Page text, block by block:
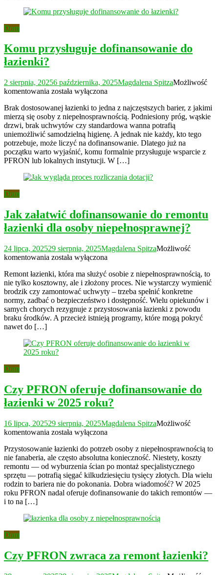
Dom
Komu przysługuje dofinansowanie do
łazienki?
2 sierpnia, 20256 października, 2025Magdalena SpitzaMożliwość
komentowania Komu
dofinansowanie
do
łazienki?
została wyłączona
Brak dostosowanej łazienki to jedna z najczęstszych barier, z jakimi
mierzą się osoby z niepełnosprawnością. Podniesiony próg, wąskie
drzwi, brak uchwytów czy standardowa wanna potrafią
uniemożliwić samodzielną higienę. A jednak nie każdy, kto tego
potrzebuje, może liczyć na dofinansowanie. Dlatego już na
początku warto wyjaśnić, komu formalnie przysługuje wsparcie z
PFRON lub lokalnych instytucji. W […]
Dom
Jak załatwić dofinansowanie do remontu
łazienki dla osoby niepełnosprawnej?
24 lipca, 202529 sierpnia, 2025Magdalena SpitzaMożliwość
komentowania Jak
dofinansowanie
do
remontu
łazienki
dla
osoby
została wyłączona
Remont łazienki, która ma służyć osobie z niepełnosprawnością, to
nie tylko kosztowny, ale i złożony proces. Nie wystarczy wymienić
brodzik czy zamontować uchwyty – trzeba spełnić konkretne
normy, zadbać o bezpieczeństwo i dostępność. Wielu opiekunów i
samych chorych rezygnuje z przystosowania łazienki z powodu
braku środków. A przecież istnieją programy, które mogą pokryć
nawet do […]
Dom
Czy PFRON oferuje dofinansowanie do
łazienki w 2025 roku?
16 lipca, 202529 sierpnia, 2025Magdalena SpitzaMożliwość
komentowania Czy
oferuje
dofinansowanie
do
łazienki
w
2025
została wyłączona
Przystosowanie łazienki do potrzeb osoby z niepełnosprawnością to
nie fanaberia, ale często absolutna konieczność. Niestety, koszty
remontu — od wyburzenia ścian po montaż specjalistycznego
sprzętu — potrafią sięgać kilkudziesięciu tysięcy złotych. Dla wielu
rodzin to bariera nie do pokonania. Dobra wiadomość? W 2025
roku PFRON nadal oferuje dofinansowanie do takich remontów —
i to na […]
Dom
Czy PFRON zwraca za remont łazienki?